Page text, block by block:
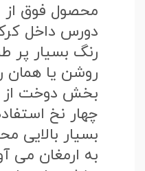
محصول فوق از
دورس داخل
رنگ بسیار پر
روشن یا همان
بخش دوخت از
چهار نخ
بسیار بالایی
به ارمغان می